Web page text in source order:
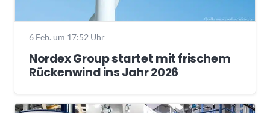
6 Feb. um 17:52 Uhr
Nordex Group startet mit frischem
Rückenwind ins Jahr 2026